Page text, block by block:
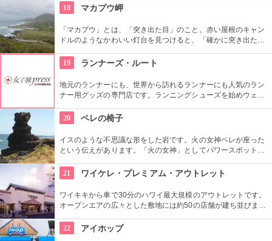
ハを購入したい人はここ！
18 マカプウ岬
「マカプウ」とは、「突き出た目」のこと。赤い屋根のキャン
ドルのようなかわいい灯台を見つけると、「確かに突き出た目
トレッキングに訪れる方も多いです。
19 ランナーズ・ルート
地元のランナーにも、世界から訪れるランナーにも人気のラン
ナー用グッズの専門店です。ランニングシューズを始めウェア
味がある人は現役ランナーのスタッフからいろいろと情報をゲ
ットできるかも？
20 ペレの椅子
イスのような不思議な形をした岩です。火の女神ペレが座った
という伝えがあります。「火の女神」としてパワースポットと
を。ワイキキから車でも行きやすい場所にありますので、ドラ
イブの途中で立ち寄ってみては。
21 ワイケレ・プレミアム・アウトレット
ワイキキから車で30分のハワイ最大規模のアウトレットです。
オープンエアの広々とした敷地には約50の店舗が建ち並びま
トレットなどアメリカン・カジュアルの人気ブランドが集ま
り、全店舗平均して30〜70%オフという安さ。お手頃価格でシ
22 アイホップ